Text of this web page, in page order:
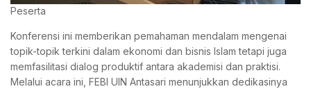
Peserta
Konferensi ini memberikan pemahaman mendalam mengenai
topik-topik terkini dalam ekonomi dan bisnis Islam tetapi juga
memfasilitasi dialog produktif antara akademisi dan praktisi.
Melalui acara ini, FEBI UIN Antasari menunjukkan dedikasinya